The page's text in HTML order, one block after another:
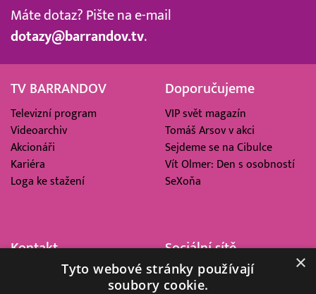
Máte dotaz? Pište na e-mail
dotazy@barrandov.tv.
TV BARRANDOV
Televizní program
Videoarchiv
Akcionáři
Kariéra
Loga ke stažení
Doporučujeme
VIP svět magazín
Tomáš Arsov v akci
Sejdeme se na Cibulce
Vít Olmer: Den s osobností
SeXoňa
Kontakt
Barrandov Televizní Studio,
Sociální sítě
×
Tyto webové stránky používají
soubory cookie.